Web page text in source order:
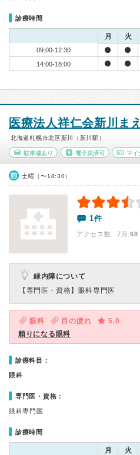
診療時間
月 火
09:00-12:30
14:00-18:00
医療法人祥仁会新川ま
北海道札幌市北区新川（新川駅）
駐車場あり 電子決済可 マイ
土曜（〜18:30）
1件
アクセス数 7月:68
緑内障について
【専門医・資格】 眼科専門医
眼科 目の疲れ
5.0
頼りになる眼科
診療科目：
眼科
専門医・資格：
眼科専門医
診療時間
月 火